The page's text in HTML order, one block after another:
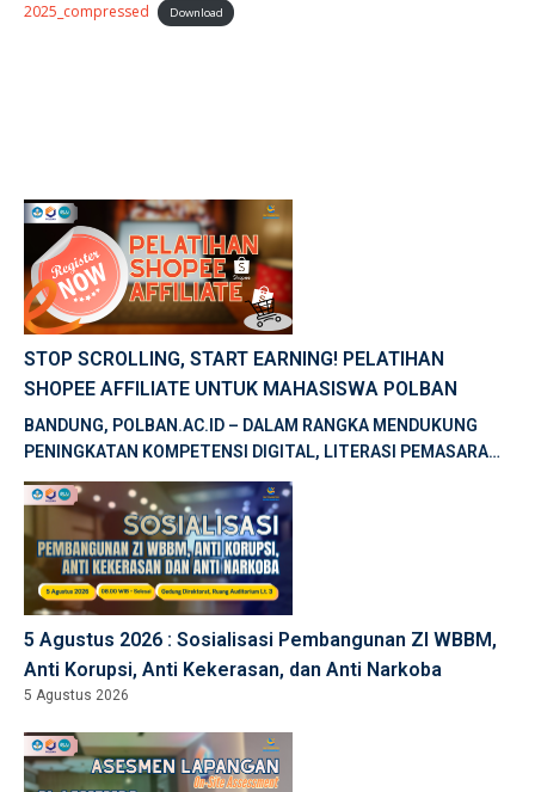
2025_compressed
Download
STOP SCROLLING, START EARNING! PELATIHAN
SHOPEE AFFILIATE UNTUK MAHASISWA POLBAN
BANDUNG, POLBAN.AC.ID – DALAM RANGKA MENDUKUNG
PENINGKATAN KOMPETENSI DIGITAL, LITERASI PEMASARAN
DIGITAL, DAN PENGEMBANGAN KEWIRAUSAHAAN, BALAI
PELATIHAN VOKASI DAN PRODUKTIVITAS […]
5 Agustus 2026 : Sosialisasi Pembangunan ZI WBBM,
Anti Korupsi, Anti Kekerasan, dan Anti Narkoba
5 Agustus 2026